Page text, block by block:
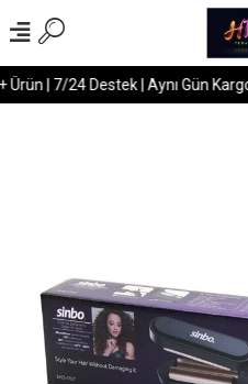
| 7/24 Destek | Aynı Gün Kargo